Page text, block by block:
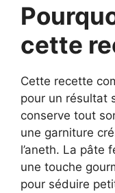
cette
Cette recette
pour un résultat
conserve tout
une garniture
l’aneth. La pâte
une touche
pour séduire